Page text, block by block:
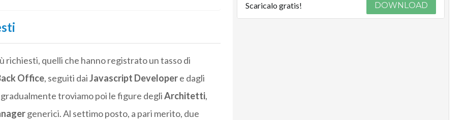
richiesti, quelli che hanno registrato un tasso di
Office, seguiti daiJavascript Developere dagli
troviamo poi le figure degliArchitetti,
generici. Al settimo posto, a pari merito, due
Scaricalo gratis! DOWNLOAD